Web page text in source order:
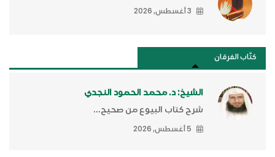
3 أغسطس, 2026
كتَّاب الفرقان
الشيخ: د. محمد الحمود النجدي
شرح كتاب البيوع من صحيح...
5 أغسطس, 2026